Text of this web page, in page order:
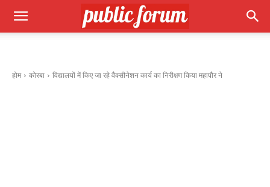
होम कोरबा विद्यालयों में किए जा रहे वैक्सीनेशन कार्य का निरीक्षण किया महापौर ने